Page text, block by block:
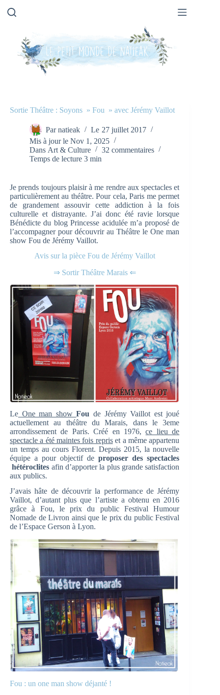
Sortie Théâtre : Soyons » Fou » avec Jérémy Vaillot
Par natieak Le 27 juillet 2017
Mis à jour le Nov 1, 2025
Dans Art & Culture
32 commentaires
Temps de lecture 3 min
Je prends toujours plaisir à me rendre aux spectacles et
particulièrement au théâtre. Pour cela, Paris me permet
de grandement assouvir cette addiction à la fois
culturelle et distrayante. J’ai donc été ravie lorsque
Bénédicte du blog Princesse acidulée m’a proposé de
l’accompagner pour découvrir au Théâtre le One man
show Fou de Jérémy Vaillot.
Avis sur la pièce Fou de Jérémy Vaillot
⇒ Sortir Théâtre Marais ⇐
Le One man showFou de Jérémy Vaillot est joué
actuellement au théâtre du Marais, dans le 3eme
arrondissement de Paris. Créé en 1976,ce lieu de
spectacle a été maintes fois repriset a même appartenu
un temps au cours Florent. Depuis 2015, la nouvelle
équipe a pour objectif deproposer des spectacles
hétéroclites afin d’apporter la plus grande satisfaction
aux publics.
J’avais hâte de découvrir la performance de Jérémy
Vaillot, d’autant plus que l’artiste a obtenu en 2016
grâce à Fou, le prix du public Festival Humour
Nomade de Livron ainsi que le prix du public Festival
de l’Espace Gerson à Lyon.
Fou : un one man show déjanté !